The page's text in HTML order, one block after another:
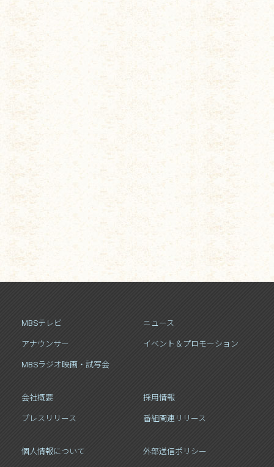
MBSテレビ ニュース
アナウンサー イベント＆プロモーション
MBSラジオ映画・試写会
会社概要 採用情報
プレスリリース 番組関連リリース
個人情報について 外部送信ポリシー